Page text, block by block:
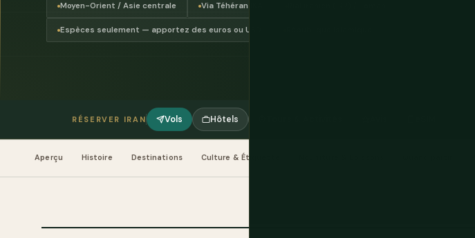
Moyen-Orient / Asie centrale Via Téhéran IKA
Espèces seulement — apportez des euros ou USD
RÉSERVER IRAN Vols Hôtels
Aperçu Histoire Destinations Culture & Étiquette